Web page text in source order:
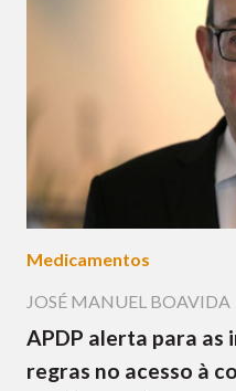
Medicamentos
JOSÉ MANUEL BOAVIDA
APDP alerta para as
regras no acesso à